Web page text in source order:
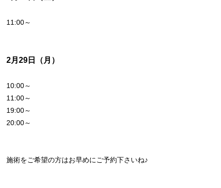
11:00～
2月29日（月）
10:00～
11:00～
19:00～
20:00～
施術をご希望の方はお早めにご予約下さいね♪